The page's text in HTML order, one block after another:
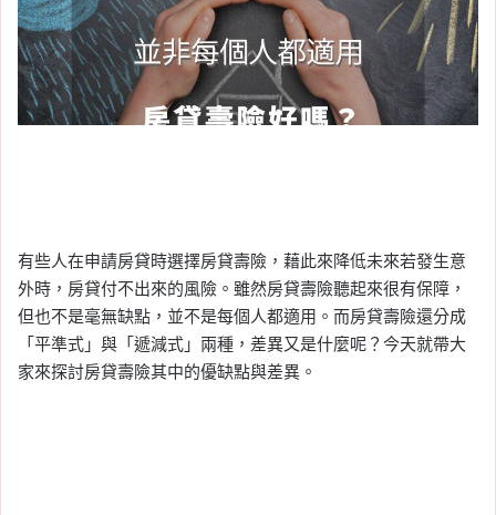
有些人在申請房貸時選擇房貸壽險，藉此來降低未來若發生意
外時，房貸付不出來的風險。雖然房貸壽險聽起來很有保障，
但也不是毫無缺點，並不是每個人都適用。而房貸壽險還分成
「平準式」與「遞減式」兩種，差異又是什麼呢？今天就帶大
家來探討房貸壽險其中的優缺點與差異。